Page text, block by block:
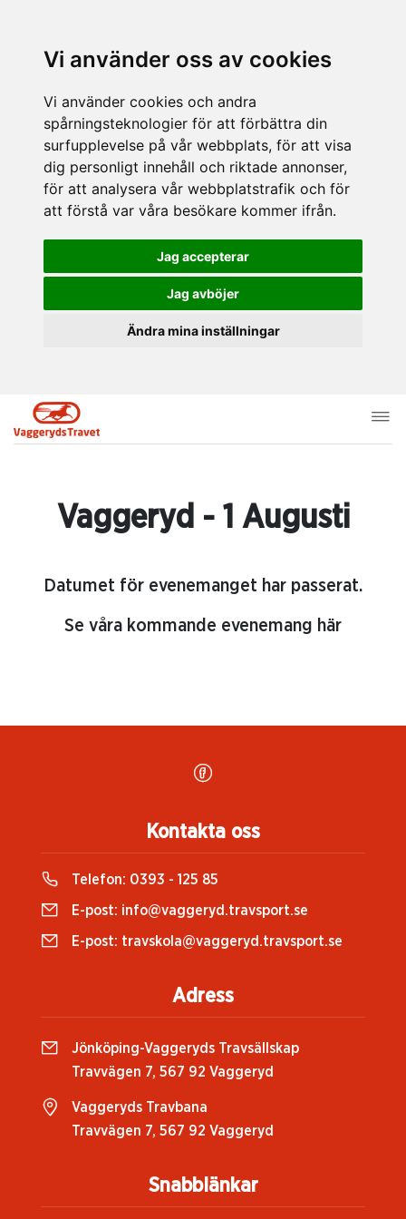
Vi använder oss av cookies
Vi använder cookies och andra
spårningsteknologier för att förbättra din
surfupplevelse på vår webbplats, för att visa
dig personligt innehåll och riktade annonser,
för att analysera vår webbplatstrafik och för
att förstå var våra besökare kommer ifrån.
Jag accepterar
Jag avböjer
Ändra mina inställningar
Vaggeryd - 1 Augusti
Datumet för evenemanget har passerat.
Se våra kommande evenemang här
Snabblänkar
Kontakta oss
Telefon: 0393 - 125 85
E-post: info@vaggeryd.travsport.se
E-post: travskola@vaggeryd.travsport.se
Adress
Jönköping-Vaggeryds Travsällskap
Travvägen 7, 567 92 Vaggeryd
Vaggeryds Travbana
Travvägen 7, 567 92 Vaggeryd